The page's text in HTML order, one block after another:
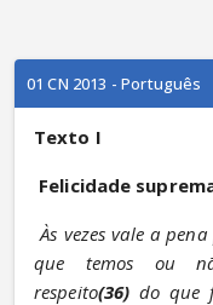
01 CN 2013 - Português
Texto I
Felicidade
Às vezes vale a
que temos ou
respeito(36) do que